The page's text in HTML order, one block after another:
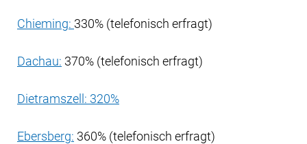
Chieming: 330% (telefonisch erfragt)
Dachau: 370% (telefonisch erfragt)
Dietramszell: 320%
Ebersberg: 360% (telefonisch erfragt)